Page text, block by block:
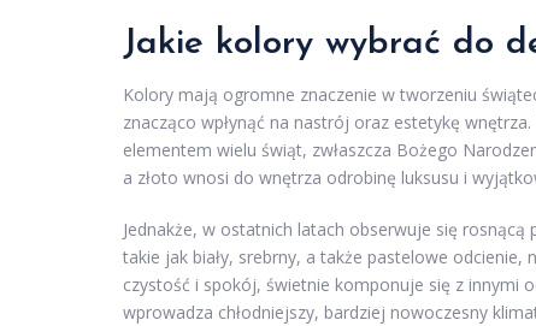
Jakie kolory wybrać do
Kolory mają ogromne znaczenie w tworzeniu
znacząco wpłynąć na nastrój oraz estetykę wnętrza.
elementem wielu świąt, zwłaszcza Bożego
a złoto wnosi do wnętrza odrobinę luksusu i
Jednakże, w ostatnich latach obserwuje się rosnącą
takie jak biały, srebrny, a także pastelowe
czystość i spokój, świetnie komponuje się z innymi
wprowadza chłodniejszy, bardziej nowoczesny